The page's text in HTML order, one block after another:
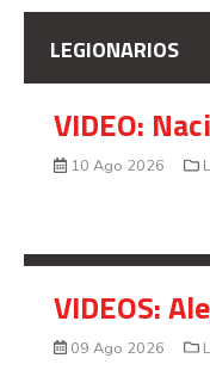
LEGIONARIOS
VIDEO:
10 Ago 2026
VIDEOS:
09 Ago 2026